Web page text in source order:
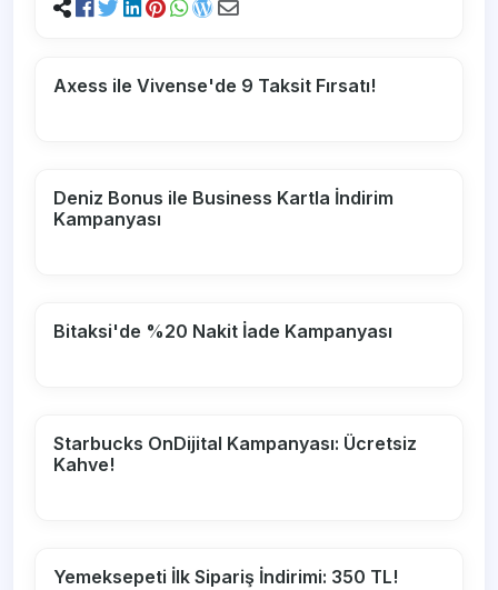
Axess ile Vivense'de 9 Taksit Fırsatı!
Deniz Bonus ile Business Kartla İndirim
Kampanyası
Bitaksi'de %20 Nakit İade Kampanyası
Starbucks OnDijital Kampanyası: Ücretsiz
Kahve!
Yemeksepeti İlk Sipariş İndirimi: 350 TL!